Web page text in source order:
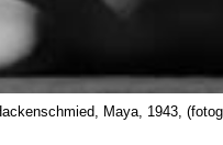
Maya, 1943,